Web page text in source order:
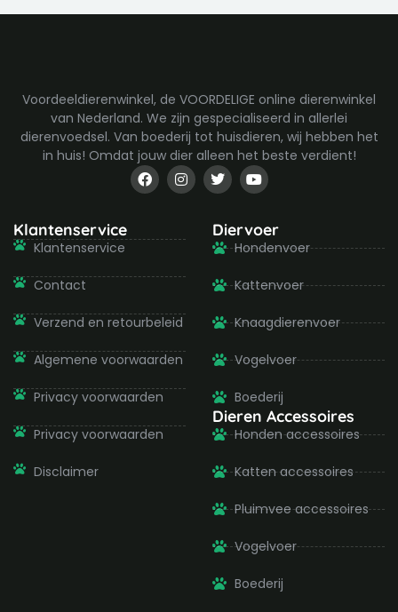
Voordeeldierenwinkel, de VOORDELIGE online dierenwinkel
van Nederland. We zijn gespecialiseerd in allerlei
dierenvoedsel. Van boederij tot huisdieren, wij hebben het
in huis! Omdat jouw dier alleen het beste verdient!
F
a
c
o
I
n
s
g
T
w
i
t
e
r
Y
o
u
u
b
e
Klantenservice
Klantenservice
Contact
Verzend en retourbeleid
Algemene voorwaarden
Privacy voorwaarden
Privacy voorwaarden
Disclaimer
Diervoer
Hondenvoer
Kattenvoer
Knaagdierenvoer
Vogelvoer
Boederij
Dieren Accessoires
Honden accessoires
Katten accessoires
Pluimvee accessoires
Vogelvoer
Boederij